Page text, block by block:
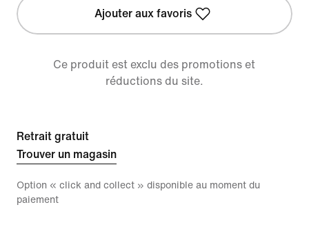
Ajouter aux favoris
Ce produit est exclu des promotions et
réductions du site.
Retrait gratuit
Trouver un magasin
Option « click and collect » disponible au moment du
paiement